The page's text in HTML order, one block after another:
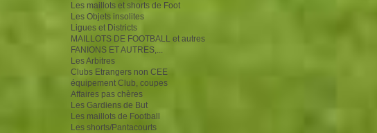
Les maillots et shorts de Foot
Les Objets insolites
Ligues et Districts
MAILLOTS DE FOOTBALL et autres
FANIONS ET AUTRES,...
Les Arbitres
Clubs Etrangers non CEE
équipement Club, coupes
Affaires pas chères
Les Gardiens de But
Les maillots de Football
Les shorts/Pantacourts